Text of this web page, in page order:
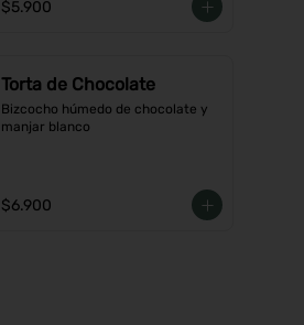
$5.900
Torta de Chocolate
Bizcocho húmedo de chocolate y
manjar blanco
$6.900